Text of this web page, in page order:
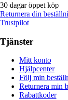
30 dagar öppet köp
Returnera din
Trustpilot
Tjänster
Mitt konto
Hjälpcenter
Följ min
Returnera min
Rabattkoder